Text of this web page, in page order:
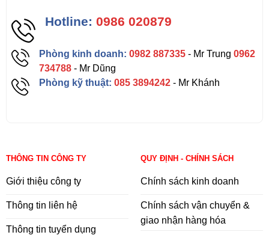
Hotline: 0986 020879
Phòng kinh doanh: 0982 887335 - Mr Trung0962
734788 - Mr Dũng
Phòng kỹ thuật:085 3894242 - Mr Khánh
THÔNG TIN CÔNG TY
Giới thiệu công ty
Thông tin liên hệ
Thông tin tuyển dụng
QUY ĐỊNH - CHÍNH SÁCH
Chính sách kinh doanh
Chính sách vận chuyển &
giao nhận hàng hóa